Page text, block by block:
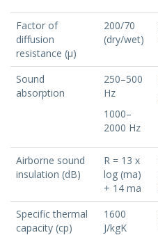
Factor of
diffusion
resistance (μ)
200/70
(dry/wet)
Sound
absorption
250–500
Hz
1000–
2000 Hz
Airborne sound
insulation (dB)
R = 13 x
log (ma)
+ 14 ma
Specific thermal
capacity (cp)
1600
J/kgK